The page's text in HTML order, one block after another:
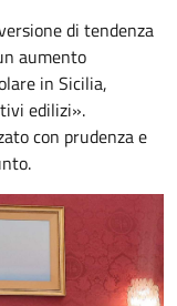
di tendenza
aumento
in Sicilia,
edilizi».
con prudenza e